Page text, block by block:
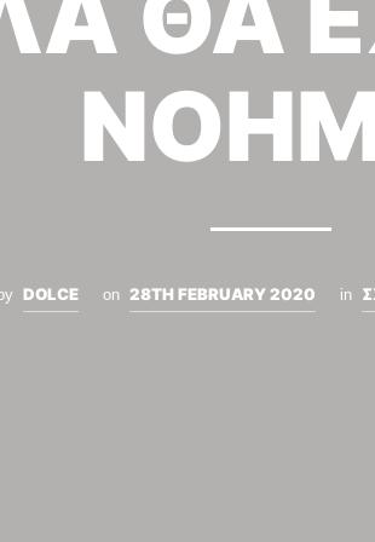
DOLCE on 28TH FEBRUARY 2020 in